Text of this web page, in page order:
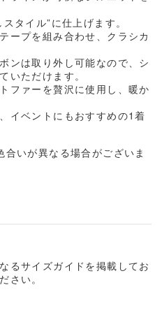
タイル”に仕上げます。
ープを組み合わせ、クラシカ
ンは取り外し可能なので、シ
いただけます。
ファーを贅沢に使用し、暖か
イベントにもおすすめの1着
いが異なる場合がございま
るサイズガイドを掲載してお
さい。